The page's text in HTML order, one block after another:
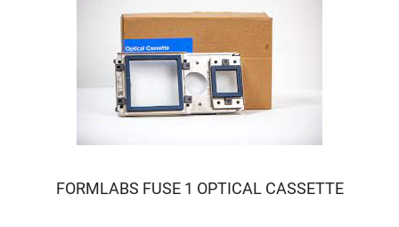
FORMLABS FUSE 1 OPTICAL CASSETTE